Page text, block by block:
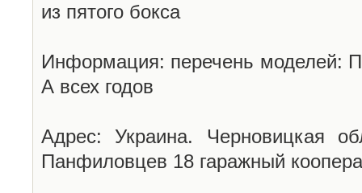
из пятого бокса
Информация: перечень моделей:
А всех годов
Адрес: Украина. Черновицкая
Панфиловцев 18 гаражный